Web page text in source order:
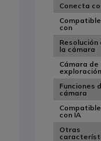
Conecta
Compatible
con
Resolución
la cámara
Cámara de
exploración
Funciones
cámara
Compatible
con IA
Otras